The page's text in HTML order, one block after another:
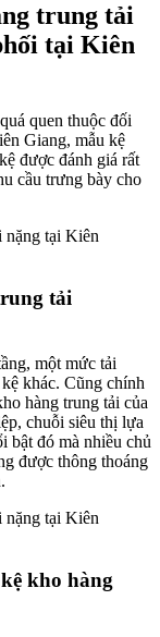
trung tải
tại Kiên
quen thuộc đối
Giang, mẫu kệ
được đánh giá rất
cầu trưng bày cho
tải
một mức tải
khác. Cũng chính
hàng trung tải của
chuỗi siêu thị lựa
bật đó mà nhiều chủ
được thông thoáng
kho hàng